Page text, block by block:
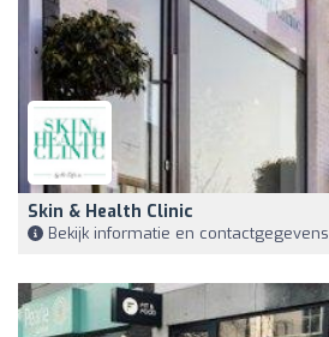
Skin & Health Clinic
Bekijk informatie en contactgegevens